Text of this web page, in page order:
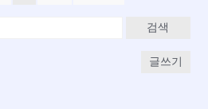
검색
글쓰기